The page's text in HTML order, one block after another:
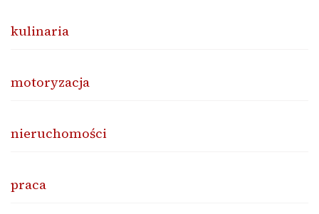
kulinaria
motoryzacja
nieruchomości
praca